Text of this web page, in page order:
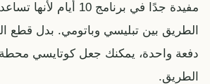
مفيدة جدًا في برنامج 10
الطريق بين تبليسي وباتومي. بدل قطع
دفعة واحدة، يمكنك جعل كوتايسي
الطريق.